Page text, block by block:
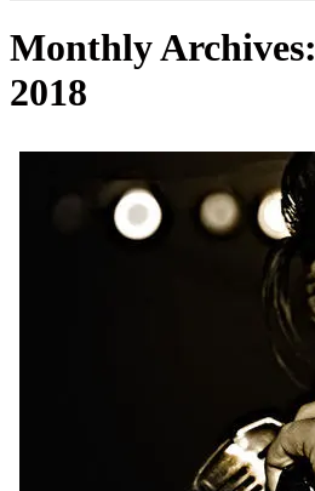
Monthly Archives:
2018